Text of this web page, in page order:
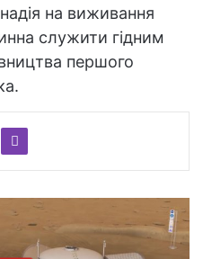
на виживання
служити гідним
першого